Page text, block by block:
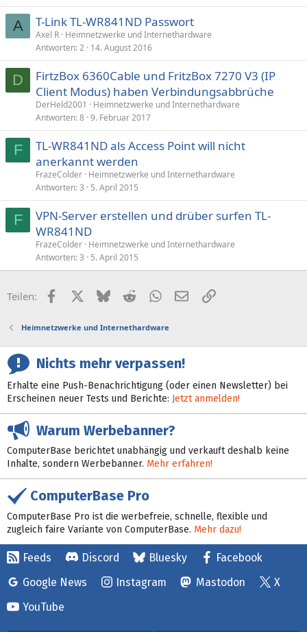
A T-Link TL-WR841ND Passwort
Axel R Heimnetzwerke und Internethardware
Antworten 2 14. August 2016
D
FirtzBox 6360Cable und FritzBox 7270 V3 (IP
Client Modus) haben Verbindungsabbrüche
DerHeld2001
Heimnetzwerke und Internethardware
Antworten 8 9. Februar 2017
F
TL-WR841ND als Access Point will nicht
anerkannt werden
FrazeColder Heimnetzwerke und Internethardware
Antworten 3 5. April 2015
F
VPN-Server erstellen und drüber surfen TL-
WR841ND
FrazeColder Heimnetzwerke und Internethardware
Antworten 3 5. April 2015
Teilen: FacebookX (Twitter)
BlueskyRedditWhatsApp
E-MailLink
Heimnetzwerke und Internethardware
Nichts mehr verpassen!
Erhalte eine Push-Benachrichtigung (oder einen Newsletter) bei
Erscheinen neuer Tests und Berichte: Jetzt anmelden!
Warum Werbebanner?
ComputerBase berichtet unabhängig und verkauft deshalb keine
Inhalte, sondern Werbebanner. Mehr erfahren!
ComputerBase Pro
ComputerBase Pro ist die werbefreie, schnelle, flexible und
zugleich faire Variante von ComputerBase. Mehr dazu!
Feeds Discord Bluesky
Facebook
Google News
Instagram Mastodon
X
YouTube